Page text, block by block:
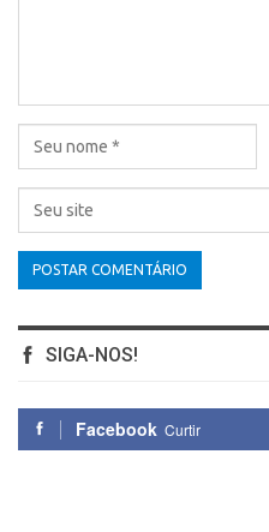
SIGA-NOS!
Facebook Curtir